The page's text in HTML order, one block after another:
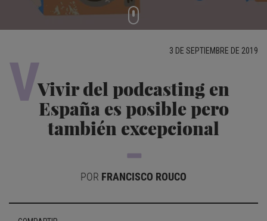
3 DE SEPTIEMBRE DE 2019
VVivir del podcasting en
España es posible pero
también excepcional
POR FRANCISCO ROUCO